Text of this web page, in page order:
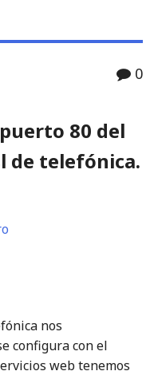
0
80 del
de telefónica.
nos
configura con el
web tenemos